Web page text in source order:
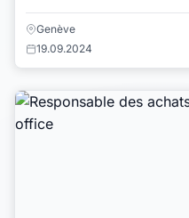
Genève
19.09.2024